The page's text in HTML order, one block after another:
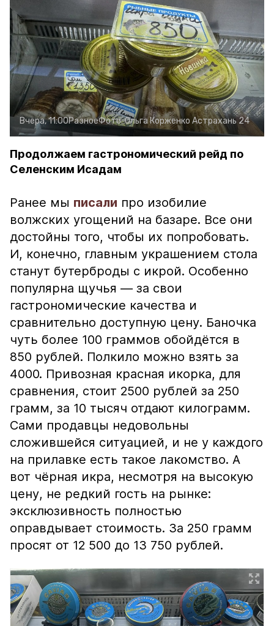
Вчера, 11:00РазноеФото:Ольга Корженко Астрахань 24
Продолжаем гастрономический рейд по
Селенским Исадам
Ранее мы писали про изобилие
волжских угощений на базаре. Все они
достойны того, чтобы их попробовать.
И, конечно, главным украшением стола
станут бутерброды с икрой. Особенно
популярна щучья — за свои
гастрономические качества и
сравнительно доступную цену. Баночка
чуть более 100 граммов обойдётся в
850 рублей. Полкило можно взять за
4000. Привозная красная икорка, для
сравнения, стоит 2500 рублей за 250
грамм, за 10 тысяч отдают килограмм.
Сами продавцы недовольны
сложившейся ситуацией, и не у каждого
на прилавке есть такое лакомство. А
вот чёрная икра, несмотря на высокую
цену, не редкий гость на рынке:
эксклюзивность полностью
оправдывает стоимость. За 250 грамм
просят от 12 500 до 13 750 рублей.